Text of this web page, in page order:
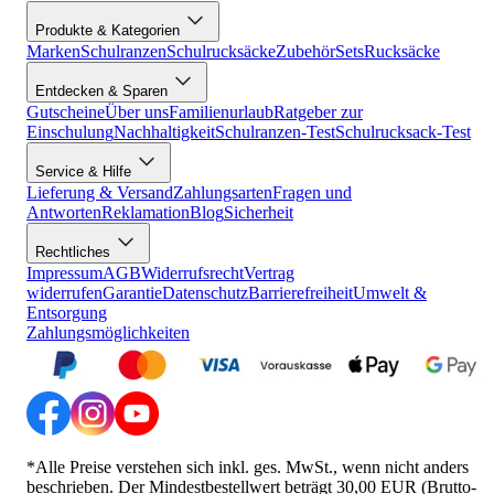
Produkte & Kategorien
MarkenSchulranzenSchulrucksäckeZubehörSetsRucksäcke
Entdecken & Sparen
GutscheineÜber unsFamilienurlaubRatgeber zur
EinschulungNachhaltigkeitSchulranzen-TestSchulrucksack-Test
Service & Hilfe
Lieferung & VersandZahlungsartenFragen und
AntwortenReklamationBlogSicherheit
Rechtliches
ImpressumAGBWiderrufsrechtVertrag
widerrufenGarantieDatenschutzBarrierefreiheitUmwelt &
Entsorgung
Zahlungsmöglichkeiten
*Alle Preise verstehen sich inkl. ges. MwSt., wenn nicht anders
beschrieben. Der Mindestbestellwert beträgt 30,00 EUR (Brutto-